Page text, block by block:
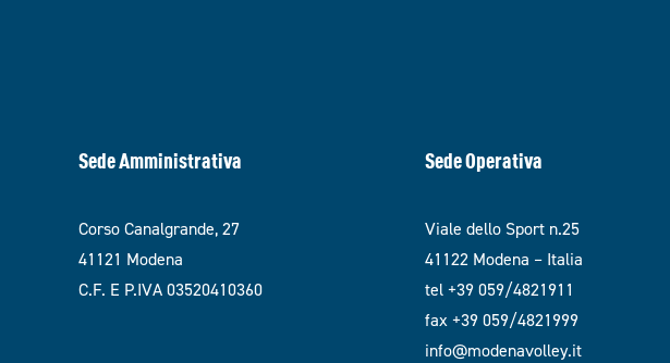
Sede Amministrativa
Corso Canalgrande, 27
41121 Modena
C.F. E P.IVA 03520410360
Sede Operativa
Viale dello Sport n.25
41122 Modena – Italia
tel +39 059/4821911
fax +39 059/4821999
info@modenavolley.it